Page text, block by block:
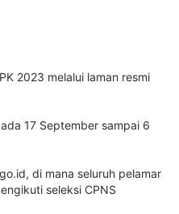
2023 melalui laman resmi
17 September sampai 6
di mana seluruh pelamar
seleksi CPNS